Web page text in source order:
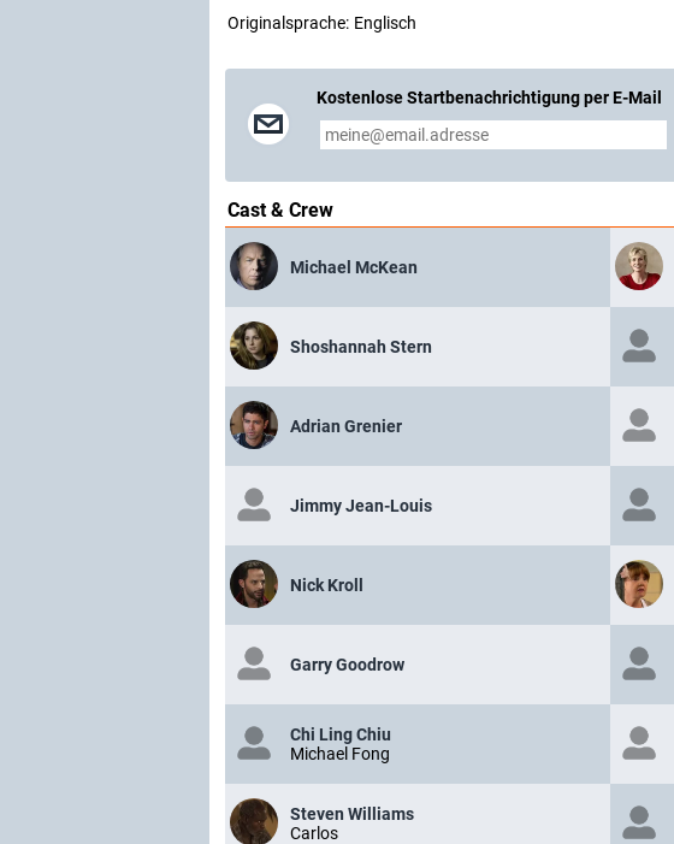
Originalsprache: Englisch
Kostenlose Startbenachrichtigung per E-Mail
Cast & Crew
Michael McKean
Shoshannah Stern
Adrian Grenier
Jimmy Jean-Louis
Nick Kroll
Garry Goodrow
Chi Ling Chiu
Michael Fong
Steven Williams
Carlos